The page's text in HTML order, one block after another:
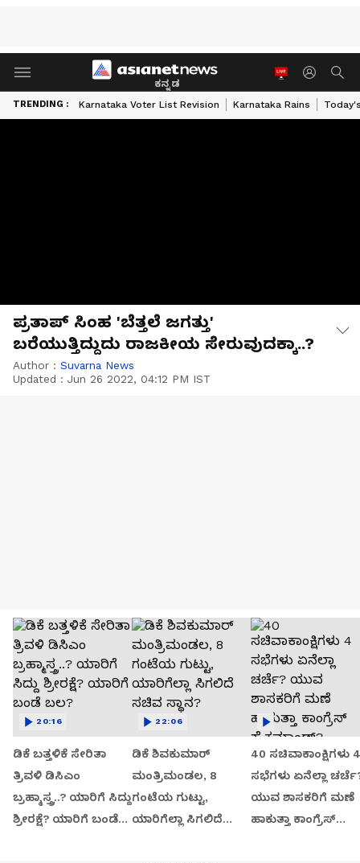
ಕನ್ನಡ
TRENDING : Karnataka Voter List Revision Karnataka Rains
ಪ್ರತಾಪ್ ಸಿಂಹ 'ಬೆತ್ತಲೆ ಜಗತ್ತು'
ಬರೆಯುತ್ತಿದ್ದುದು ರಾಜಕೀಯ ಸೇರುವುದಕ್ಕಾ..?
Author : Suvarna News
Updated : Jun 26 2022, 04:12 PM IST
ಡಿಕೆ ಬತ್ತಳಿಕೆ ಸೇರಿತಾ
ತ್ರಿವಳಿ ಡಿಸಿಎಂ
ಬ್ರಹ್ಮಾಸ್ತ್ರ..? ಯಾರಿಗೆ ಸಿದ್ದು
ಶ್ರೀರಕ್ಷೆ? ಯಾರಿಗೆ ಬಂಡೆ
20:16
ಡಿಕೆ ಶಿವಕುಮಾರ್
ಮಂತ್ರಿಮಂಡಲ, 8
ಗಂಟೆಯ ಗುಟ್ಟು,
ಯಾರಿಗೆಲ್ಲಾ ಸಿಗಲಿದೆ
22:06
40 ಸಚಿವಾಕಾಂಕ್ಷಿಗಳು 4
ಸಭೆಗಳು ಏನೆಲ್ಲಾ
ಯುವ ಶಾಸಕರಿಗೆ ಮಣೆ
ಹಾಕುತ್ತಾ ಕಾಂಗ್ರೆಸ್